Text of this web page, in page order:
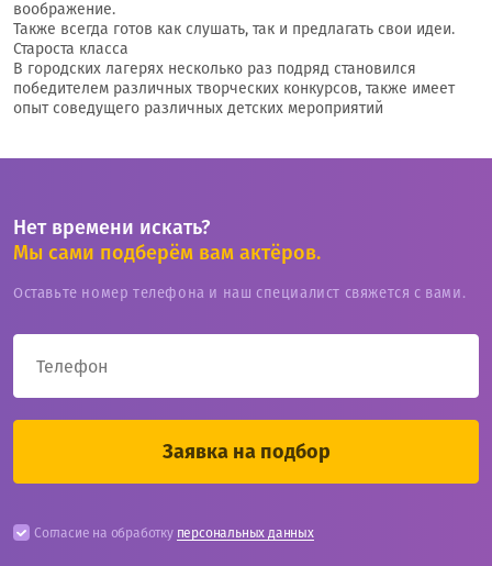
воображение.
Также всегда готов как слушать, так и предлагать свои идеи.
Староста класса
В городских лагерях несколько раз подряд становился
победителем различных творческих конкурсов, также имеет
опыт соведущего различных детских мероприятий
Нет времени искать?
Мы сами подберём вам актёров.
Оставьте номер телефона и наш специалист свяжется с вами.
Согласие на обработку персональных данных